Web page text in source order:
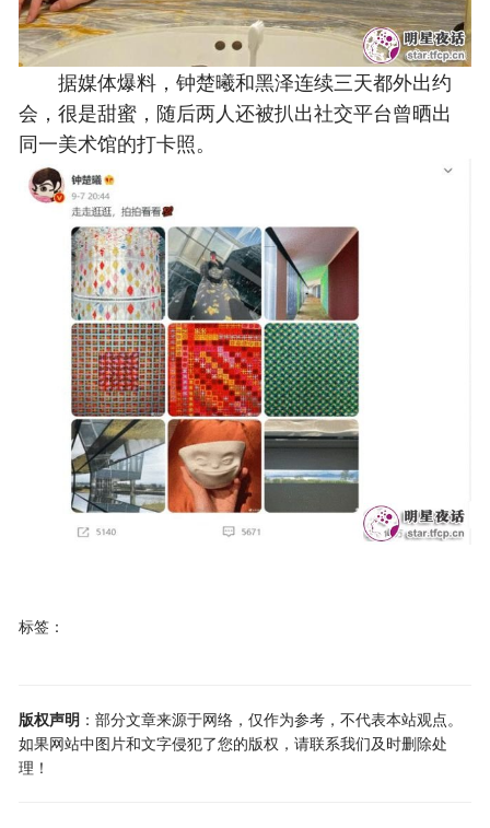
据媒体爆料，钟楚曦和黑泽连续三天都外出约
会，很是甜蜜，随后两人还被扒出社交平台曾晒出
同一美术馆的打卡照。
标签：
版权声明 ：部分文章来源于网络，仅作为参考，不代表本站观点。
如果网站中图片和文字侵犯了您的版权，请联系我们及时删除处
理！